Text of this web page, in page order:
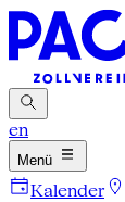
en
Menü
Kalender